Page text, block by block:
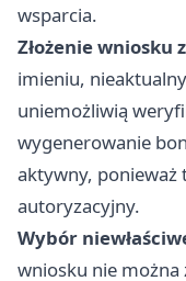
wsparcia.
Złożenie wniosku
imieniu,
uniemożliwią
wygenerowanie
aktywny, ponieważ
autoryzacyjny.
Wybór
wniosku nie